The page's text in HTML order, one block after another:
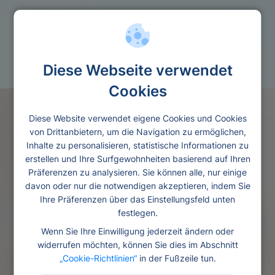
Diese Webseite verwendet
Cookies
Diese Website verwendet eigene Cookies und Cookies
von Drittanbietern, um die Navigation zu ermöglichen,
Inhalte zu personalisieren, statistische Informationen zu
erstellen und Ihre Surfgewohnheiten basierend auf Ihren
Präferenzen zu analysieren. Sie können alle, nur einige
davon oder nur die notwendigen akzeptieren, indem Sie
Ihre Präferenzen über das Einstellungsfeld unten
festlegen.
Wenn Sie Ihre Einwilligung jederzeit ändern oder
widerrufen möchten, können Sie dies im Abschnitt
„Cookie-Richtlinien“in der Fußzeile tun.